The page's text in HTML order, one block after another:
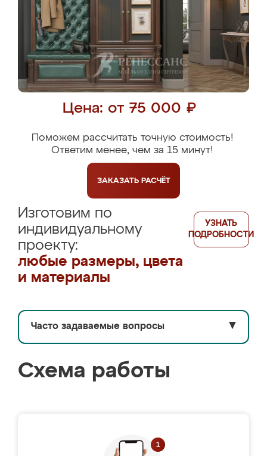
Цена: от 75 000 ₽
Поможем рассчитать точную стоимость!
Ответим менее, чем за 15 минут!
ЗАКАЗАТЬ РАСЧЁТ
Изготовим по
индивидуальному
проекту:
любые размеры, цвета
и материалы
УЗНАТЬ
ПОДРОБНОСТИ
Часто задаваемые вопросы ▼
Схема работы